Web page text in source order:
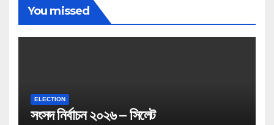
You missed
ELECTION
সংসদ নির্বাচন ২০২৬ – সিলেট